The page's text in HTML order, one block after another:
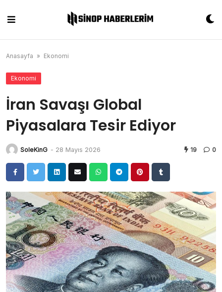
content
Anasayfa » Ekonomi
Ekonomi
İran Savaşı Global
Piyasalara Tesir Ediyor
SoleKinG - 28 Mayıs 2026 19 0